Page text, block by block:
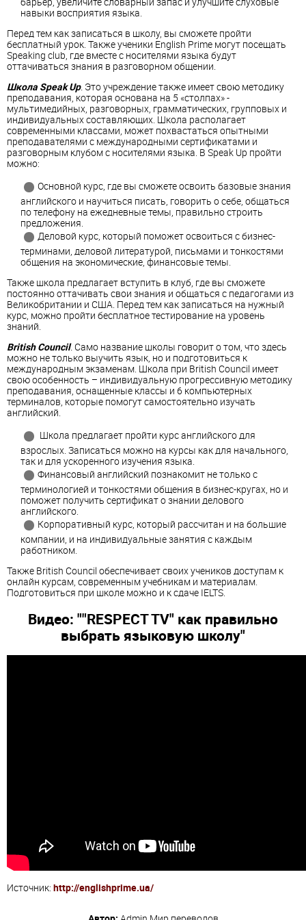
навыки восприятия языка.
Перед тем как записаться в школу, вы сможете пройти
бесплатный урок. Также ученики English Prime могут посещать
Speaking club, где вместе с носителями языка будут
оттачиваться знания в разговорном общении.
Школа Speak Up. Это учреждение также имеет свою методику
преподавания, которая основана на 5 «столпах» -
мультимедийных, разговорных, грамматических, групповых и
индивидуальных составляющих. Школа располагает
современными классами, может похвастаться опытными
преподавателями с международными сертификатами и
разговорным клубом с носителями языка. В Speak Up пройти
можно:
Основной курс, где вы сможете освоить базовые знания
английского и научиться писать, говорить о себе, общаться
по телефону на ежедневные темы, правильно строить
предложения.
Деловой курс, который поможет освоиться с бизнес-
терминами, деловой литературой, письмами и тонкостями
общения на экономические, финансовые темы.
Также школа предлагает вступить в клуб, где вы сможете
постоянно оттачивать свои знания и общаться с педагогами из
Великобритании и США. Перед тем как записаться на нужный
курс, можно пройти бесплатное тестирование на уровень
знаний.
British Council.Само название школы говорит о том, что здесь
можно не только выучить язык, но и подготовиться к
международным экзаменам. Школа при British Council имеет
свою особенность – индивидуальную прогрессивную методику
преподавания, оснащенные классы и 6 компьютерных
терминалов, которые помогут самостоятельно изучать
английский.
Школа предлагает пройти курсанглийскогодля
взрослых. Записаться можно на курсы как для начального,
так и для ускоренного изучения языка.
Финансовый английский познакомит не только с
терминологией и тонкостями общения в бизнес-кругах, но и
поможет получить сертификат о знании делового
английского.
Корпоративный курс, который рассчитан и на большие
компании, и на индивидуальные занятия с каждым
работником.
Также British Council обеспечивает своих учеников доступам к
онлайн курсам, современным учебникам и материалам.
Подготовиться при школе можно и к сдаче IELTS.
Видео: ""RESPECT TV" как правильно
выбрать языковую школу"
Источник: http://englishprime.ua/